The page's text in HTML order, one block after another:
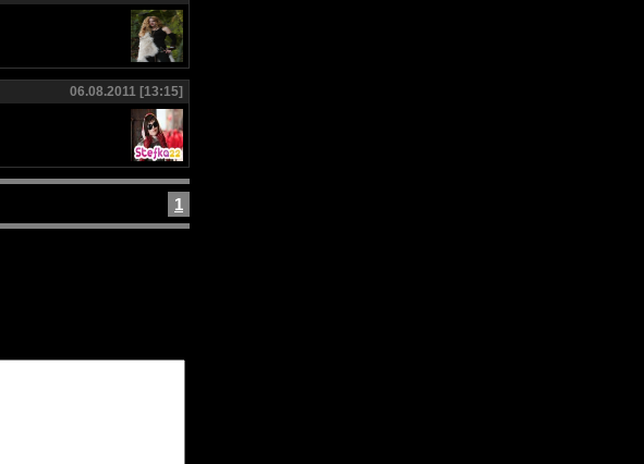
06.08.2011 [13:15]
1